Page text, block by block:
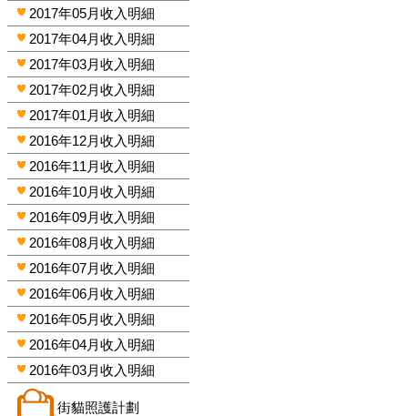
2017年05月收入明細
2017年04月收入明細
2017年03月收入明細
2017年02月收入明細
2017年01月收入明細
2016年12月收入明細
2016年11月收入明細
2016年10月收入明細
2016年09月收入明細
2016年08月收入明細
2016年07月收入明細
2016年06月收入明細
2016年05月收入明細
2016年04月收入明細
2016年03月收入明細
街貓照護計劃